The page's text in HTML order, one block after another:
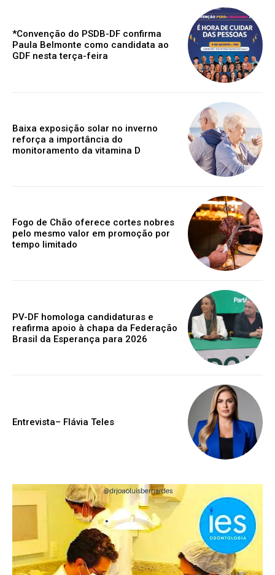
*Convenção do PSDB-DF confirma
Paula Belmonte como candidata ao
GDF nesta terça-feira
Baixa exposição solar no inverno
reforça a importância do
monitoramento da vitamina D
Fogo de Chão oferece cortes nobres
pelo mesmo valor em promoção por
tempo limitado
PV-DF homologa candidaturas e
reafirma apoio à chapa da Federação
Brasil da Esperança para 2026
Entrevista– Flávia Teles